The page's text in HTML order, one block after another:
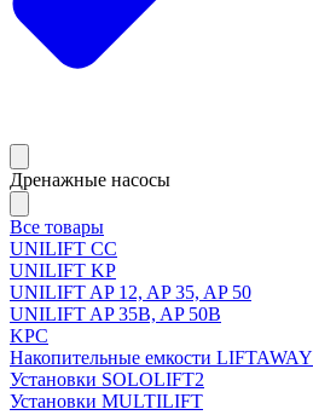
Дренажные насосы
Все товары
UNILIFT CC
UNILIFT KP
UNILIFT AP 12, AP 35, AP 50
UNILIFT AP 35B, AP 50B
KPC
Накопительные емкости LIFTAWAY
Установки SOLOLIFT2
Установки MULTILIFT